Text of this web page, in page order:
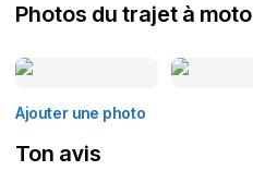
Photos du trajet à moto
Ajouter une photo
Ton avis